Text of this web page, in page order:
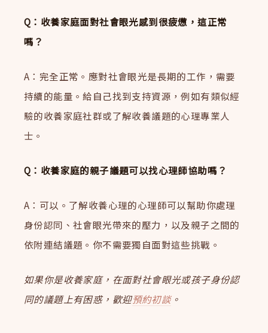
Q：收養家庭面對社會眼光感到很疲憊，這正常
嗎？
A：完全正常。應對社會眼光是長期的工作，需要
持續的能量。給自己找到支持資源，例如有類似經
驗的收養家庭社群或了解收養議題的心理專業人
士。
Q：收養家庭的親子議題可以找心理師協助嗎？
A：可以。了解收養心理的心理師可以幫助你處理
身份認同、社會眼光帶來的壓力，以及親子之間的
依附連結議題。你不需要獨自面對這些挑戰。
如果你是收養家庭，在面對社會眼光或孩子身份認
同的議題上有困惑，歡迎預約初談。